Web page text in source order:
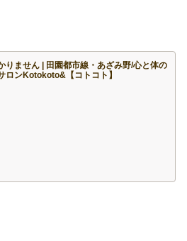
りません | 田園都市線・あざみ野/心と体の
ロンKotokoto&【コトコト】